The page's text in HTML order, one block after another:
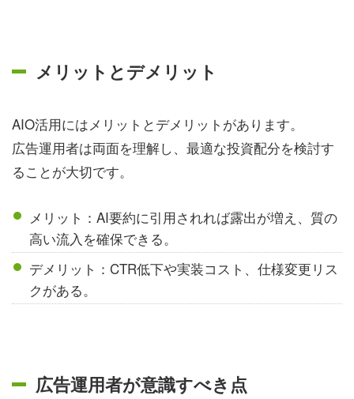
メリットとデメリット
AIO活用にはメリットとデメリットがあります。
広告運用者は両面を理解し、最適な投資配分を検討す
ることが大切です。
メリット：AI要約に引用されれば露出が増え、質の
高い流入を確保できる。
デメリット：CTR低下や実装コスト、仕様変更リス
クがある。
広告運用者が意識すべき点